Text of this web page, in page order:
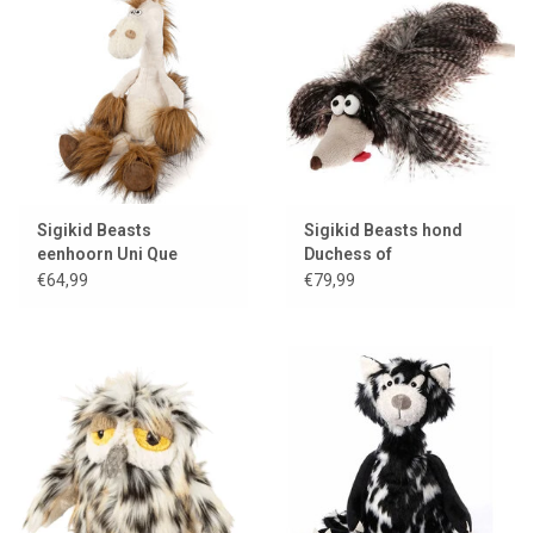
Sigikid Beasts
eenhoorn Uni Que
€64,99
Sigikid Beasts hond
Duchess of
Hampershire
€79,99